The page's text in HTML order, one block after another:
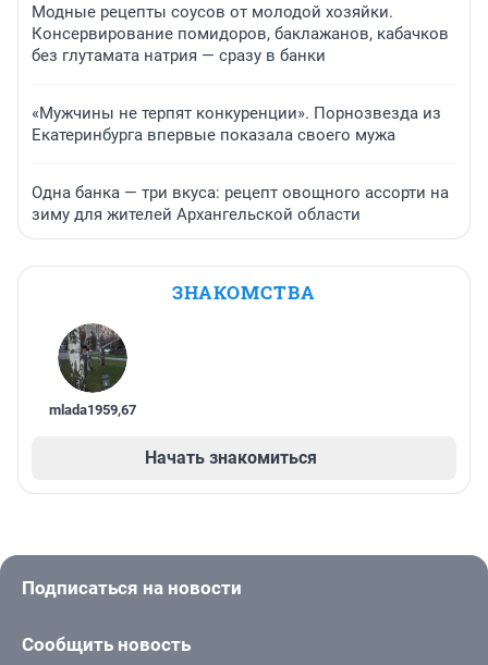
Модные рецепты соусов от молодой хозяйки.
Консервирование помидоров, баклажанов, кабачков
без глутамата натрия — сразу в банки
«Мужчины не терпят конкуренции». Порнозвезда из
Екатеринбурга впервые показала своего мужа
Одна банка — три вкуса: рецепт овощного ассорти на
зиму для жителей Архангельской области
ЗНАКОМСТВА
mlada1959,67
Начать знакомиться
Подписаться на новости
Сообщить новость